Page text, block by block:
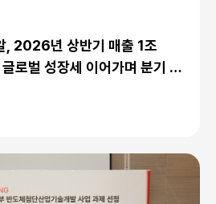
, 2026년 상반기 매출 1조
로벌 성장세 이어가며 분기 최